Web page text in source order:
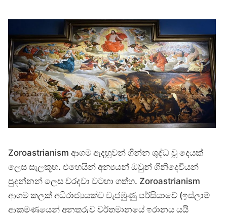
Zoroastrianism ආගම ඇදහූවන් ගින්න ශුද්ධ වූ දෙයක්
ලෙස සැලකූහ. එහෙයින් අන්‍යයන් ඔවුන් ගිනිදෙවියන්
පුදන්නන් ලෙස වරදවා වටහා ගත්හ. Zoroastrianism
ආගම කලක් අධිරාජ්‍යයක්ව වැජඹුණු පර්සියාවේ (ඉස්ලාම්
ආක්‍රමණයෙන් අනතුරුව වර්තමානයේ ඉරානය යයි